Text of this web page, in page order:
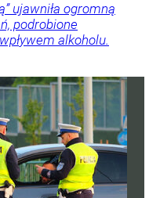
ujawniła ogromną
podrobione
alkoholu.